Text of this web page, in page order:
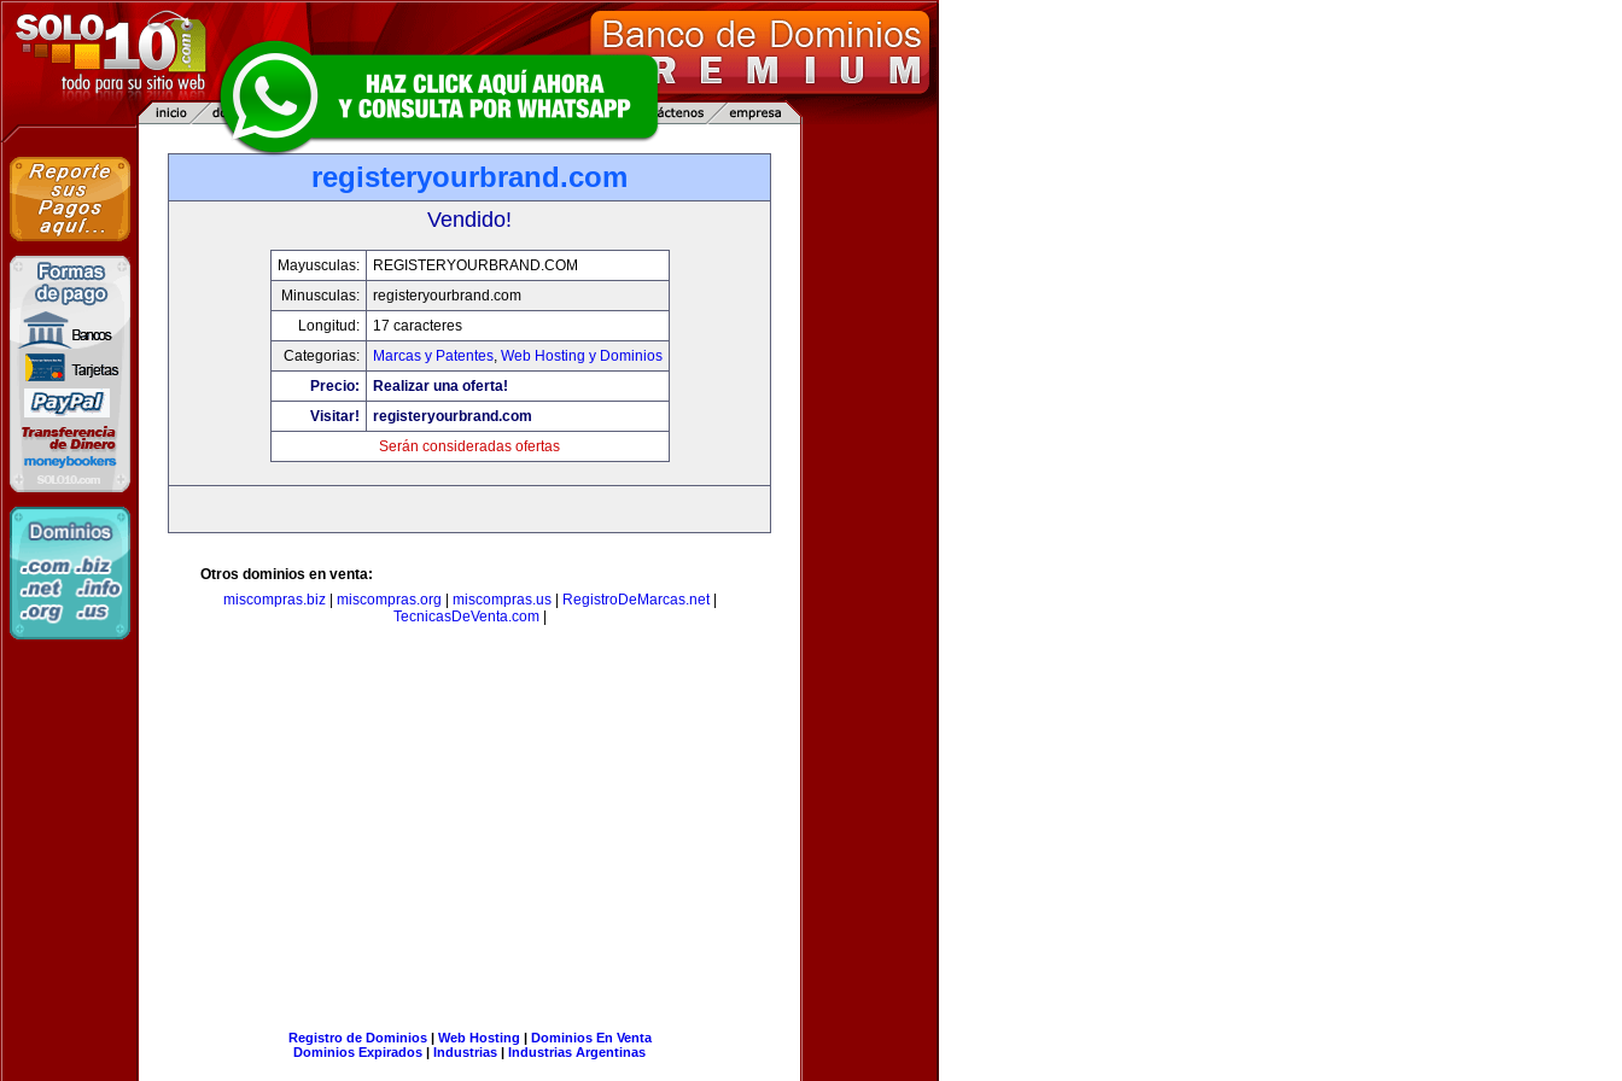
registeryourbrand.com
Vendido!
Mayusculas:
REGISTERYOURBRAND.COM
Minusculas:
registeryourbrand.com
Longitud:
17 caracteres
Categorias:
Marcas y Patentes, Web Hosting y Dominios
Precio:
Realizar una oferta!
Visitar!
registeryourbrand.com
Serán consideradas ofertas
Otros dominios en venta:
miscompras.biz| miscompras.org miscompras.us| RegistroDeMarcas.net|
TecnicasDeVenta.com|
Registro de Dominios| Web Hosting | Dominios En Venta
Dominios Expirados | Industrias | Industrias Argentinas